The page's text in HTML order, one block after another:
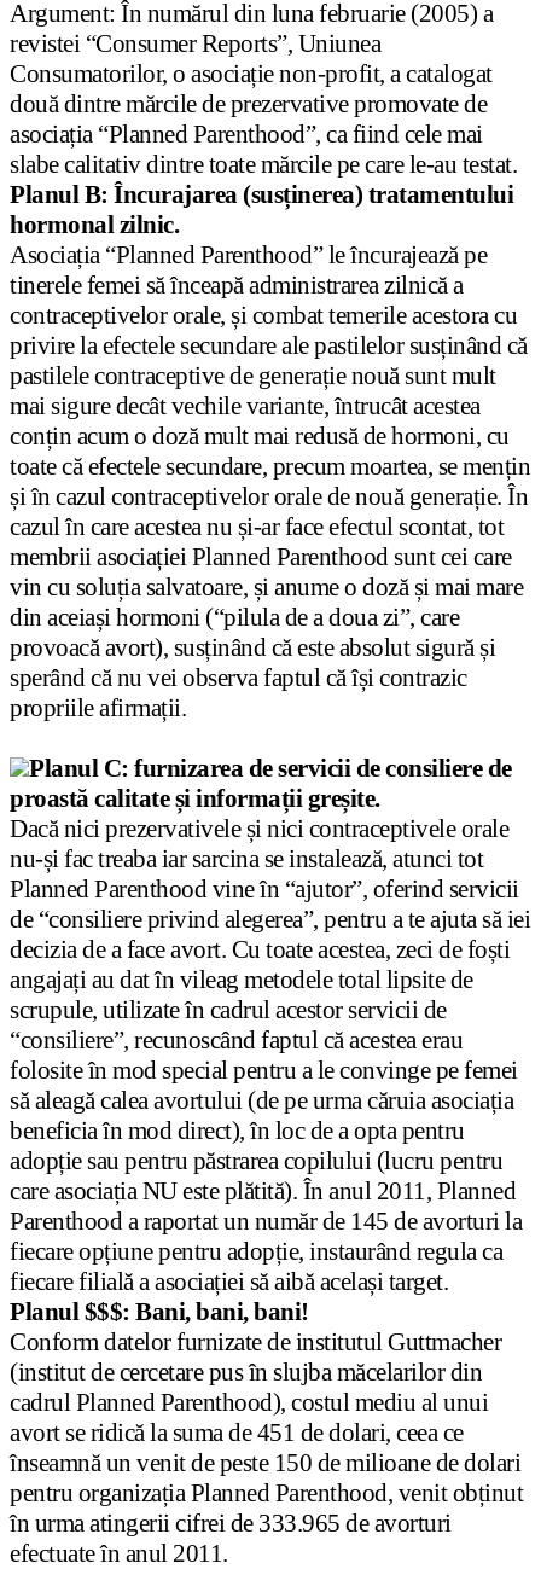
Argument: În numărul din luna februarie (2005) a
revistei “Consumer Reports”, Uniunea
Consumatorilor, o asociație non-profit, a catalogat
două dintre mărcile de prezervative promovate de
asociația “Planned Parenthood”, ca fiind cele mai
slabe calitativ dintre toate mărcile pe care le-au testat.
Planul B: Încurajarea (susținerea) tratamentului
hormonal zilnic.
Asociația “Planned Parenthood” le încurajează pe
tinerele femei să înceapă administrarea zilnică a
contraceptivelor orale, și combat temerile acestora cu
privire la efectele secundare ale pastilelor susținând că
pastilele contraceptive de generație nouă sunt mult
mai sigure decât vechile variante, întrucât acestea
conțin acum o doză mult mai redusă de hormoni, cu
toate că efectele secundare, precum moartea, se mențin
și în cazul contraceptivelor orale de nouă generație. În
cazul în care acestea nu și-ar face efectul scontat, tot
membrii asociației Planned Parenthood sunt cei care
vin cu soluția salvatoare, și anume o doză și mai mare
din aceiași hormoni (“pilula de a doua zi”, care
provoacă avort), susținând că este absolut sigură și
sperând că nu vei observa faptul că își contrazic
propriile afirmații.
Planul C: furnizarea de servicii de consiliere de
proastă calitate și informații greșite.
Dacă nici prezervativele și nici contraceptivele orale
nu-și fac treaba iar sarcina se instalează, atunci tot
Planned Parenthood vine în “ajutor”, oferind servicii
de “consiliere privind alegerea”, pentru a te ajuta să iei
decizia de a face avort. Cu toate acestea, zeci de foști
angajați au dat în vileag metodele total lipsite de
scrupule, utilizate în cadrul acestor servicii de
“consiliere”, recunoscând faptul că acestea erau
folosite în mod special pentru a le convinge pe femei
să aleagă calea avortului (de pe urma căruia asociația
beneficia în mod direct), în loc de a opta pentru
adopție sau pentru păstrarea copilului (lucru pentru
care asociația NU este plătită). În anul 2011, Planned
Parenthood a raportat un număr de 145 de avorturi la
fiecare opțiune pentru adopție, instaurând regula ca
fiecare filială a asociației să aibă același target.
Planul $$$: Bani, bani, bani!
Conform datelor furnizate de institutul Guttmacher
(institut de cercetare pus în slujba măcelarilor din
cadrul Planned Parenthood), costul mediu al unui
avort se ridică la suma de 451 de dolari, ceea ce
înseamnă un venit de peste 150 de milioane de dolari
pentru organizația Planned Parenthood, venit obținut
în urma atingerii cifrei de 333.965 de avorturi
efectuate în anul 2011.